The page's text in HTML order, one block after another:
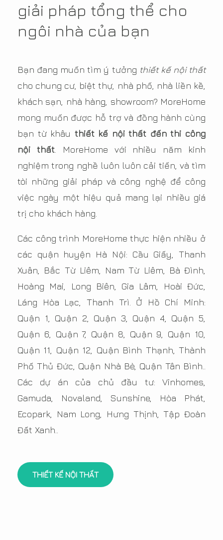
giải pháp tổng thể cho
ngôi nhà của bạn
Bạn đang muốn tìm ý tưởng thiết kế nội thất
cho chung cư, biệt thự, nhà phố, nhà liền kề,
khách sạn, nhà hàng, showroom? MoreHome
mong muốn được hỗ trợ và đồng hành cùng
bạn từ khâu thiết kế nội thất đến thi công
nội thất. MoreHome với nhiều năm kinh
nghiệm trong nghề luôn luôn cải tiến, và tìm
tòi những giải pháp và công nghệ để công
việc ngày một hiệu quả mang lại nhiều giá
trị cho khách hàng.
Các công trình MoreHome thực hiện nhiều ở
các quận huyện Hà Nội: Cầu Giấy, Thanh
Xuân, Bắc Từ Liêm, Nam Từ Liêm, Bà Đình,
Hoàng Mai, Long Biên, Gia Lâm, Hoài Đức,
Láng Hòa Lạc, Thanh Trì. Ở Hồ Chí Minh:
Quận 1, Quận 2, Quận 3, Quận 4, Quận 5,
Quận 6, Quận 7, Quận 8, Quận 9, Quận 10,
Quận 11, Quận 12, Quận Bình Thạnh, Thành
Phố Thủ Đức, Quận Nhà Bè, Quận Tân Bình..
Các dự án của chủ đầu tư: Vinhomes,
Gamuda, Novaland, Sunshine, Hòa Phát,
Ecopark, Nam Long, Hưng Thịnh, Tập Đoàn
Đất Xanh..
THIẾT KẾ NỘI THẤT